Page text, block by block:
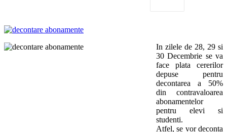
In zilele de 28, 29 si
30 Decembrie se va
face plata cererilor
depuse pentru
decontarea a 50%
din contravaloarea
abonamentelor
pentru elevi si
studenti.
Atfel, se vor deconta